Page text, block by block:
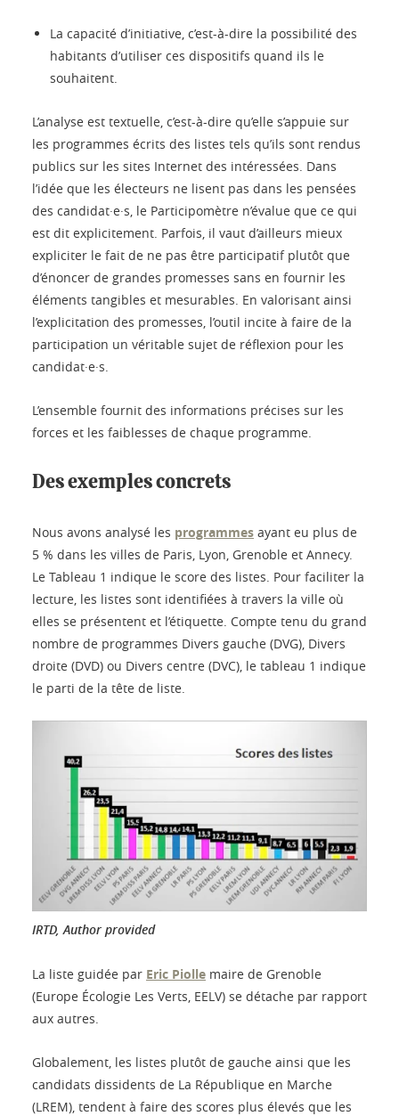
La capacité d’initiative, c’est-à-dire la possibilité des
habitants d’utiliser ces dispositifs quand ils le
souhaitent.
L’analyse est textuelle, c’est-à-dire qu’elle s’appuie sur
les programmes écrits des listes tels qu’ils sont rendus
publics sur les sites Internet des intéressées. Dans
l’idée que les électeurs ne lisent pas dans les pensées
des candidat·e·s, le Participomètre n’évalue que ce qui
est dit explicitement. Parfois, il vaut d’ailleurs mieux
expliciter le fait de ne pas être participatif plutôt que
d’énoncer de grandes promesses sans en fournir les
éléments tangibles et mesurables. En valorisant ainsi
l’explicitation des promesses, l’outil incite à faire de la
participation un véritable sujet de réflexion pour les
candidat·e·s.
L’ensemble fournit des informations précises sur les
forces et les faiblesses de chaque programme.
Des exemples concrets
Nous avons analysé les programmes ayant eu plus de
5 % dans les villes de Paris, Lyon, Grenoble et Annecy.
Le Tableau 1 indique le score des listes. Pour faciliter la
lecture, les listes sont identifiées à travers la ville où
elles se présentent et l’étiquette. Compte tenu du grand
nombre de programmes Divers gauche (DVG), Divers
droite (DVD) ou Divers centre (DVC), le tableau 1 indique
le parti de la tête de liste.
IRTD, Author provided
La liste guidée par Eric Piolle maire de Grenoble
(Europe Écologie Les Verts, EELV) se détache par rapport
aux autres.
Globalement, les listes plutôt de gauche ainsi que les
candidats dissidents de La République en Marche
(LREM), tendent à faire des scores plus élevés que les